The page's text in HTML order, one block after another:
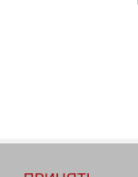
сейфов